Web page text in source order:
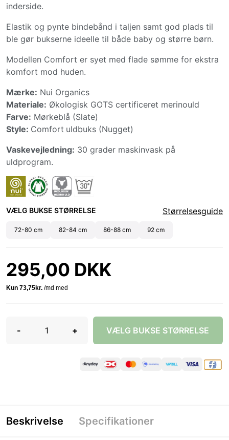
inderside.
Elastik og pynte bindebånd i taljen samt god plads til
ble gør bukserne ideelle til både baby og større børn.
Modellen Comfort er syet med flade sømme for ekstra
komfort mod huden.
Mærke: Nui Organics
Materiale: Økologisk GOTS certificeret merinould
Farve: Mørkeblå (Slate)
Style: Comfort uldbuks (Nugget)
Vaskevejledning: 30 grader maskinvask på
uldprogram.
VÆLG BUKSE STØRRELSE Størrelsesguide
72-80 cm 82-84 cm 86-88 cm 92 cm
295,00 DKK
- + VÆLG BUKSE STØRRELSE
Beskrivelse Specifikationer